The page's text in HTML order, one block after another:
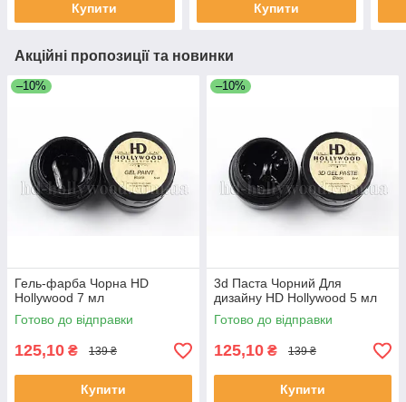
Купити Купити
Акційні пропозиції та новинки
–10%
Гель-фарба Чорна HD
Hollywood 7 мл
Готово до відправки
125,10 ₴ 139 ₴
Купити
–10%
3d Паста Чорний Для
дизайну HD Hollywood 5 мл
Готово до відправки
125,10 ₴ 139 ₴
Купити